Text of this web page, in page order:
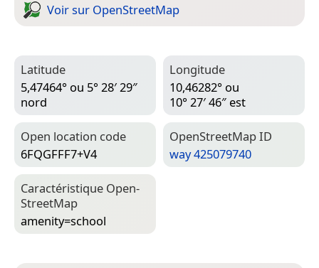
Voir sur Open­Street­Map
Latitude
5,47464° ou 5° 28′ 29″
nord
Longitude
10,46282° ou
10° 27′ 46″ est
Open location code
6FQGFFF7+V4
Open­Street­Map ID
way 425079740
Caractéristique Open­
Street­Map
amenity=­school